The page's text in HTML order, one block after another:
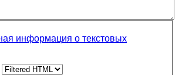
информация о текстовых